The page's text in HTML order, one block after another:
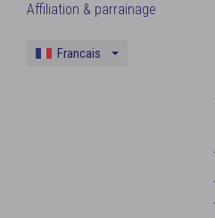
Affiliation & parrainage
Francais